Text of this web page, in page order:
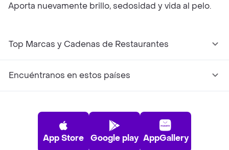
Aporta nuevamente brillo, sedosidad y vida al pelo.
Top Marcas y Cadenas de Restaurantes
Encuéntranos en estos países
App Store Google play AppGallery